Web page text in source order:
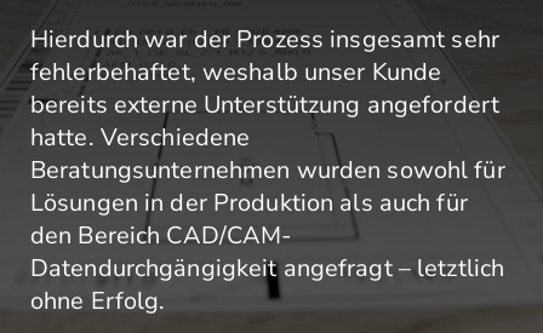
Hierdurch war der Prozess insgesamt sehr
fehlerbehaftet, weshalb unser Kunde
bereits externe Unterstützung angefordert
hatte. Verschiedene
Beratungsunternehmen wurden sowohl für
Lösungen in der Produktion als auch für
den Bereich CAD/CAM-
Datendurchgängigkeit angefragt – letztlich
ohne Erfolg.